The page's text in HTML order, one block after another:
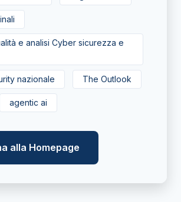
e analisi Cyber sicurezza e
nazionale The Outlook
agentic ai
alla Homepage